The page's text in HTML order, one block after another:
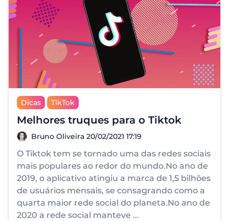
Dicas TikTok
Melhores truques para o Tiktok
Bruno Oliveira
Bruno Oliveira 20/02/2021 17:19
O Tiktok tem se tornado uma das redes sociais
mais populares ao redor do mundo.No ano de
2019, o aplicativo atingiu a marca de 1,5 bilhões
de usuários mensais, se consagrando como a
quarta maior rede social do planeta.No ano de
2020 a rede social manteve ...